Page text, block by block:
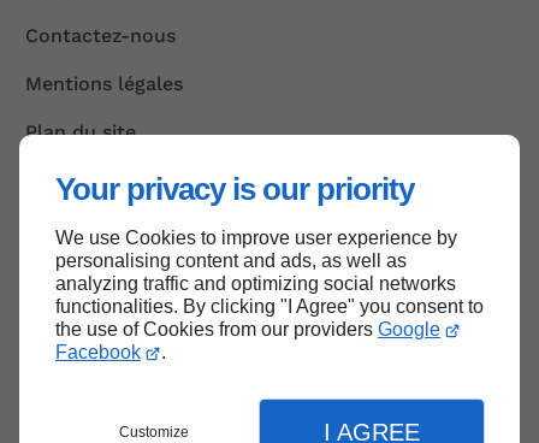
Your privacy is our priority
We use Cookies to improve user experience by
personalising content and ads, as well as
analyzing traffic and optimizing social networks
functionalities. By clicking "I Agree" you consent to
the use of Cookies from our providers Google
Facebook
.
Customize I AGREE
Contactez-nous
Mentions légales
Plan du site
Haut de page